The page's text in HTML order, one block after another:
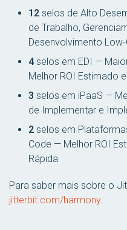
12 selos de Alto
de Trabalho,
Desenvolvimento
4selos em EDI —
Melhor ROI Estimado
3 selos em iPaaS —
de Implementar e
2 selos em
Code — Melhor ROI
Rápida
Para saber mais sobre o
jitterbit.com/harmony.